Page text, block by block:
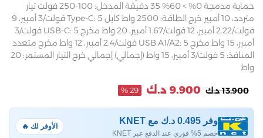
حماية مدمجة 0% > 60% 35 دقيقة المدخل: 100-250 فولت تيار
متردد، 10 أمبير خرج الطاقة: 2500 واط كابل Type-C: 5 فولت/3 أمبير، 9
فولت/2.22 أمبير، 12 فولت/1.67 أمبير، 20 واط مخرج USB-C: 5 فولت/3
أمبير، 15 واط مخرج USB A1/A2: 5 فولت/2.4 أمبير، 12 واط مخرج متعدد
المنافذ: 5 فولت/3 أمبير، 15 واط (إجمالي) إجمالي خرج التيار المستمر: 20
واط
13.900 د.ك 9.900 د.ك 29 %
وفر 0.495 د.ك مع KNET
خصم 5% فوري عند الدفع عبر KNET
الأوفر لك 🔥